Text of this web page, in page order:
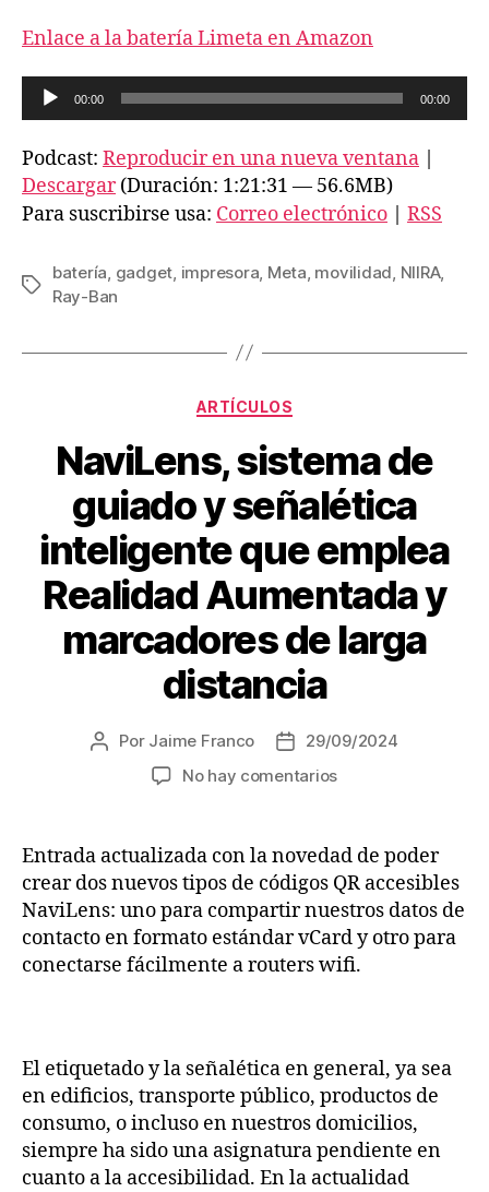
Enlace a la batería Limeta en Amazon
e
p
r
o
c
o
00:00 00:00
Podcast: Reproducir en una nueva ventana |
Descargar(Duración: 1:21:31 — 56.6MB)
Para suscribirse usa: Correo electrónico | RSS
Etiquetas
batería gadget impresora Meta movilidad NIIRA,
Ray-Ban
Categorías
ARTÍCULOS
NaviLens, sistema de
guiado y señalética
inteligente que emplea
Realidad Aumentada y
marcadores de larga
distancia
Autor
Por Jaime Franco
Fecha
de
29/09/2024
No hay comentariosen
de
guiado
y
señalética
inteligente
que
y
marcadores
larga
distancia
Entrada actualizada con la novedad de poder
crear dos nuevos tipos de códigos QR accesibles
NaviLens: uno para compartir nuestros datos de
contacto en formato estándar vCard y otro para
conectarse fácilmente a routers wifi.
El etiquetado y la señalética en general, ya sea
en edificios, transporte público, productos de
consumo, o incluso en nuestros domicilios,
siempre ha sido una asignatura pendiente en
cuanto a la accesibilidad. En la actualidad